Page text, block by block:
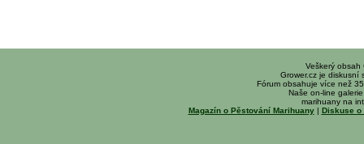
Veškerý obsah
Grower.cz je diskusní
Fórum obsahuje více než
Naše on-line
marihuany na
Magazín o Pěstování Marihuany| Diskuse o